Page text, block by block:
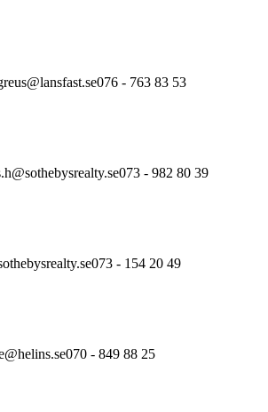
076 - 763 83 53
073 - 982 80 39
073 - 154 20 49
070 - 849 88 25